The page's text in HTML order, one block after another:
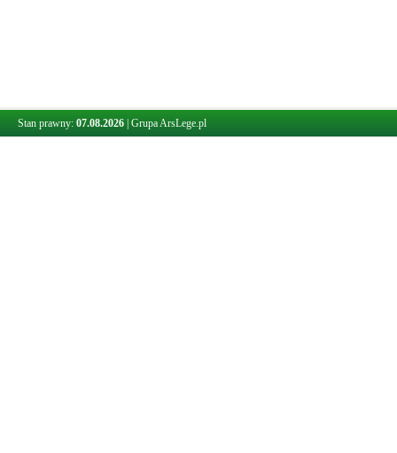
Stan prawny: 07.08.2026 Grupa ArsLege.pl